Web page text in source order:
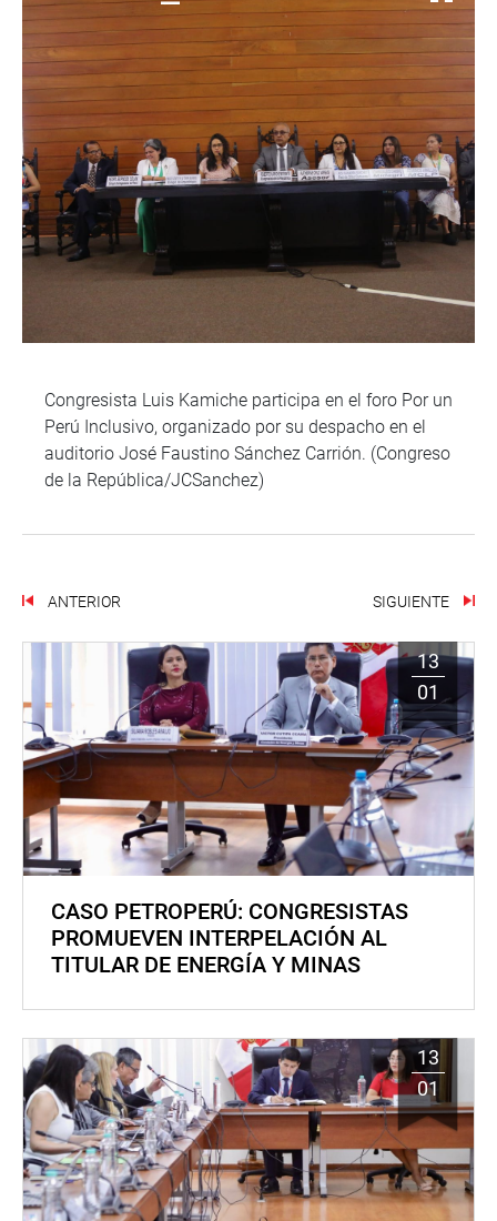
Congresista Luis Kamiche participa en el foro Por un
Perú Inclusivo, organizado por su despacho en el
auditorio José Faustino Sánchez Carrión. (Congreso
de la República/JCSanchez)
ANTERIOR SIGUIENTE
13
01
CASO PETROPERÚ: CONGRESISTAS
PROMUEVEN INTERPELACIÓN AL
TITULAR DE ENERGÍA Y MINAS
13
01